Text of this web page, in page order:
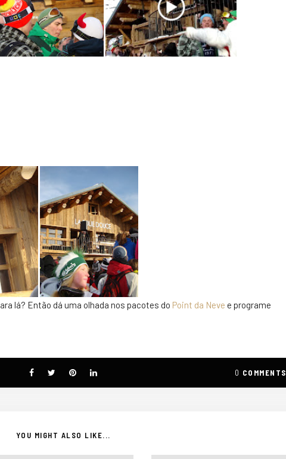
lá? Então dá uma olhada nos pacotes do Point da Neve e programe
0 COMMENTS
YOU MIGHT ALSO LIKE...